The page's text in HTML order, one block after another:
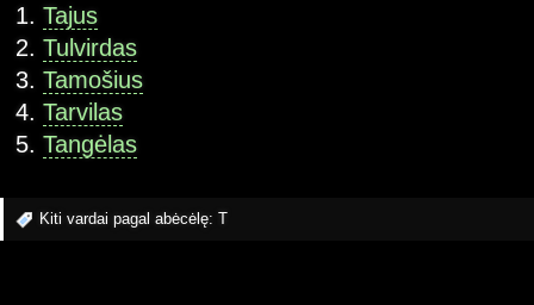
Tajus
Tulvirdas
Tamošius
Tarvilas
Tangėlas
Kiti vardai pagal abėcėlę: T